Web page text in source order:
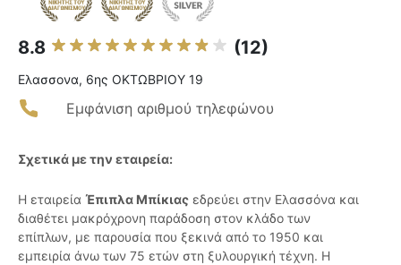
8.8 (12)
Ελασσονα, 6ης ΟΚΤΩΒΡΙΟΥ 19
Εμφάνιση αριθμού τηλεφώνου
Σχετικά με την εταιρεία:
Η εταιρεία Έπιπλα Μπίκιας εδρεύει στην Ελασσόνα και
διαθέτει μακρόχρονη παράδοση στον κλάδο των
επίπλων, με παρουσία που ξεκινά από το 1950 και
εμπειρία άνω των 75 ετών στη ξυλουργική τέχνη. Η